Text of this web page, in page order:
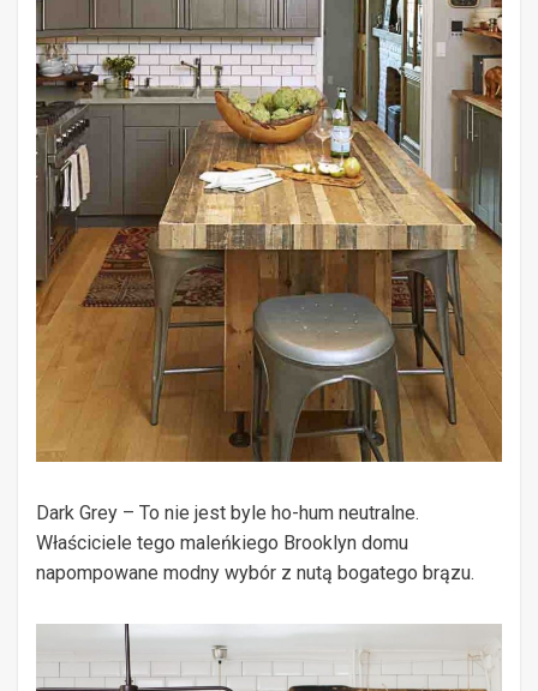
Dark Grey – To nie jest byle ho-hum neutralne.
Właściciele tego maleńkiego Brooklyn domu
napompowane modny wybór z nutą bogatego brązu.